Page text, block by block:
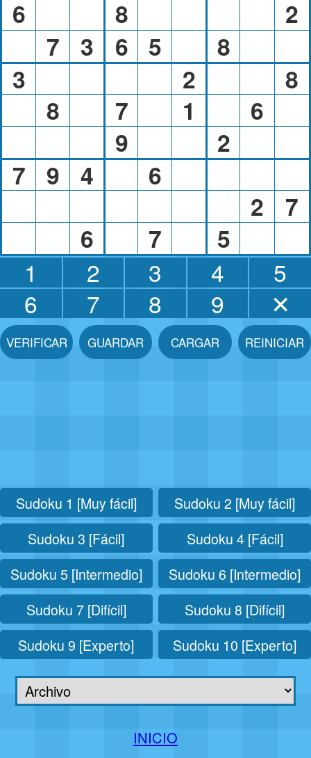
6
8
2
7
3 6 5
8
3
2
8
8
7 1
6
9
2
7
9 4
6
2
7
6
7 5
1 2 3 4
5
6
7 8 9 ✕
VERIFICAR GUARDAR CARGAR REINICIAR
Sudoku 1 [Muy fácil]
Sudoku 2 [Muy fácil]
Sudoku 3 [Fácil]
Sudoku 4 [Fácil]
Sudoku 5 [Intermedio]
Sudoku 6 [Intermedio]
Sudoku 7 [Difícil]
Sudoku 8 [Difícil]
Sudoku 9 [Experto]
Sudoku 10 [Experto]
INICIO